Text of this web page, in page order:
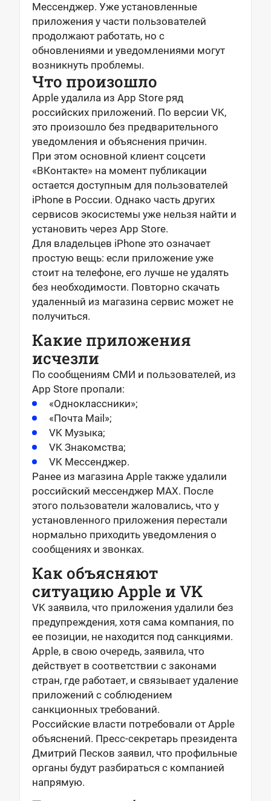
Мессенджер. Уже установленные
приложения у части пользователей
продолжают работать, но с
обновлениями и уведомлениями могут
возникнуть проблемы.
Что произошло
Apple удалила из App Store ряд
российских приложений. По версии VK,
это произошло без предварительного
уведомления и объяснения причин.
При этом основной клиент соцсети
«ВКонтакте» на момент публикации
остается доступным для пользователей
iPhone в России. Однако часть других
сервисов экосистемы уже нельзя найти и
установить через App Store.
Для владельцев iPhone это означает
простую вещь: если приложение уже
стоит на телефоне, его лучше не удалять
без необходимости. Повторно скачать
удаленный из магазина сервис может не
получиться.
Какие приложения
исчезли
По сообщениям СМИ и пользователей, из
App Store пропали:
«Одноклассники»;
«Почта Mail»;
VK Музыка;
VK Знакомства;
VK Мессенджер.
Ранее из магазина Apple также удалили
российский мессенджер MAX. После
этого пользователи жаловались, что у
установленного приложения перестали
нормально приходить уведомления о
сообщениях и звонках.
Как объясняют
ситуацию Apple и VK
VK заявила, что приложения удалили без
предупреждения, хотя сама компания, по
ее позиции, не находится под санкциями.
Apple, в свою очередь, заявила, что
действует в соответствии с законами
стран, где работает, и связывает удаление
приложений с соблюдением
санкционных требований.
Российские власти потребовали от Apple
объяснений. Пресс-секретарь президента
Дмитрий Песков заявил, что профильные
органы будут разбираться с компанией
напрямую.